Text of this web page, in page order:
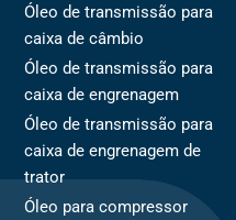
Óleo de transmissão para
caixa de câmbio
Óleo de transmissão para
caixa de engrenagem
Óleo de transmissão para
caixa de engrenagem de
trator
Óleo para compressor